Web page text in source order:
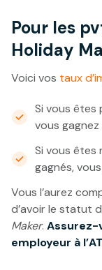
Pour les
Holiday
Voici vos taux
Si vous êtes
vous
Si vous êtes
gagnés,
Vous l’aurez
d’avoir le statut
Maker. Assurez-
employeur à